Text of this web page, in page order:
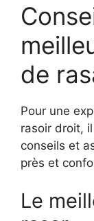
de
Pour une
rasoir droit,
conseils et
près et
Le